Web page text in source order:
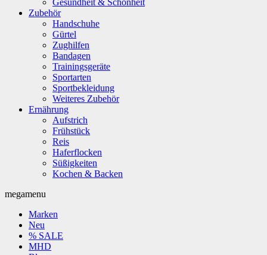
Zubehör
Handschuhe
Gürtel
Zughilfen
Bandagen
Trainingsgeräte
Sportarten
Sportbekleidung
Weiteres Zubehör
Ernährung
Aufstrich
Frühstück
Reis
Haferflocken
Süßigkeiten
Kochen & Backen
megamenu
Marken
Neu
% SALE
MHD